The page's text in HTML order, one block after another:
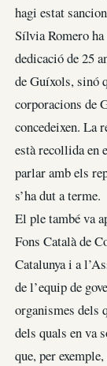
hagi estat
Sílvia Romero ha
dedicació de 25
de Guíxols, sinó
corporacions de
concedeixen. La
està recollida en
parlar amb els
s’ha dut a terme.
El ple també va
Fons Català de
Catalunya i a
de l’equip de
organismes dels
dels quals en va
que, per